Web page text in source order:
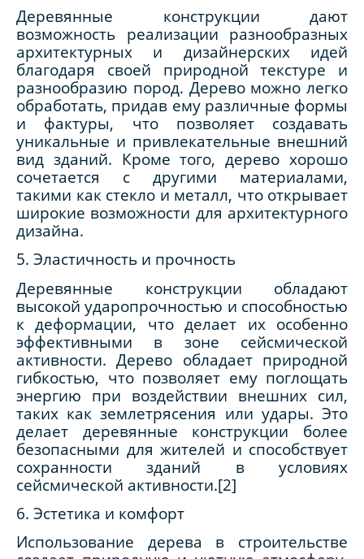
Деревянные конструкции дают
возможность реализации разнообразных
архитектурных и дизайнерских идей
благодаря своей природной текстуре и
разнообразию пород. Дерево можно легко
обработать, придав ему различные формы
и фактуры, что позволяет создавать
уникальные и привлекательные внешний
вид зданий. Кроме того, дерево хорошо
сочетается с другими материалами,
такими как стекло и металл, что открывает
широкие возможности для архитектурного
дизайна.
5. Эластичность и прочность
Деревянные конструкции обладают
высокой ударопрочностью и способностью
к деформации, что делает их особенно
эффективными в зоне сейсмической
активности. Дерево обладает природной
гибкостью, что позволяет ему поглощать
энергию при воздействии внешних сил,
таких как землетрясения или удары. Это
делает деревянные конструкции более
безопасными для жителей и способствует
сохранности зданий в условиях
сейсмической активности.[2]
6. Эстетика и комфорт
Использование дерева в строительстве